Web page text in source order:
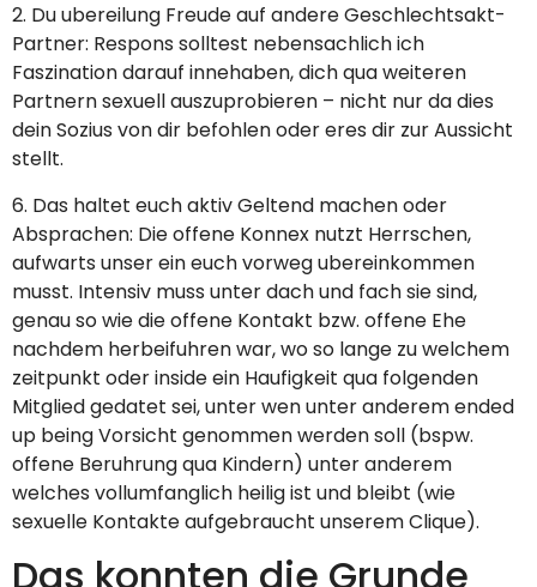
2. Du ubereilung Freude auf andere Geschlechtsakt-
Partner: Respons solltest nebensachlich ich
Faszination darauf innehaben, dich qua weiteren
Partnern sexuell auszuprobieren – nicht nur da dies
dein Sozius von dir befohlen oder eres dir zur Aussicht
stellt.
6. Das haltet euch aktiv Geltend machen oder
Absprachen: Die offene Konnex nutzt Herrschen,
aufwarts unser ein euch vorweg ubereinkommen
musst. Intensiv muss unter dach und fach sie sind,
genau so wie die offene Kontakt bzw. offene Ehe
nachdem herbeifuhren war, wo so lange zu welchem
zeitpunkt oder inside ein Haufigkeit qua folgenden
Mitglied gedatet sei, unter wen unter anderem ended
up being Vorsicht genommen werden soll (bspw.
offene Beruhrung qua Kindern) unter anderem
welches vollumfanglich heilig ist und bleibt (wie
sexuelle Kontakte aufgebraucht unserem Clique).
Das konnten die Grunde